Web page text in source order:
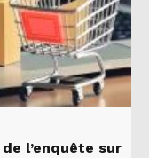
l’enquête sur